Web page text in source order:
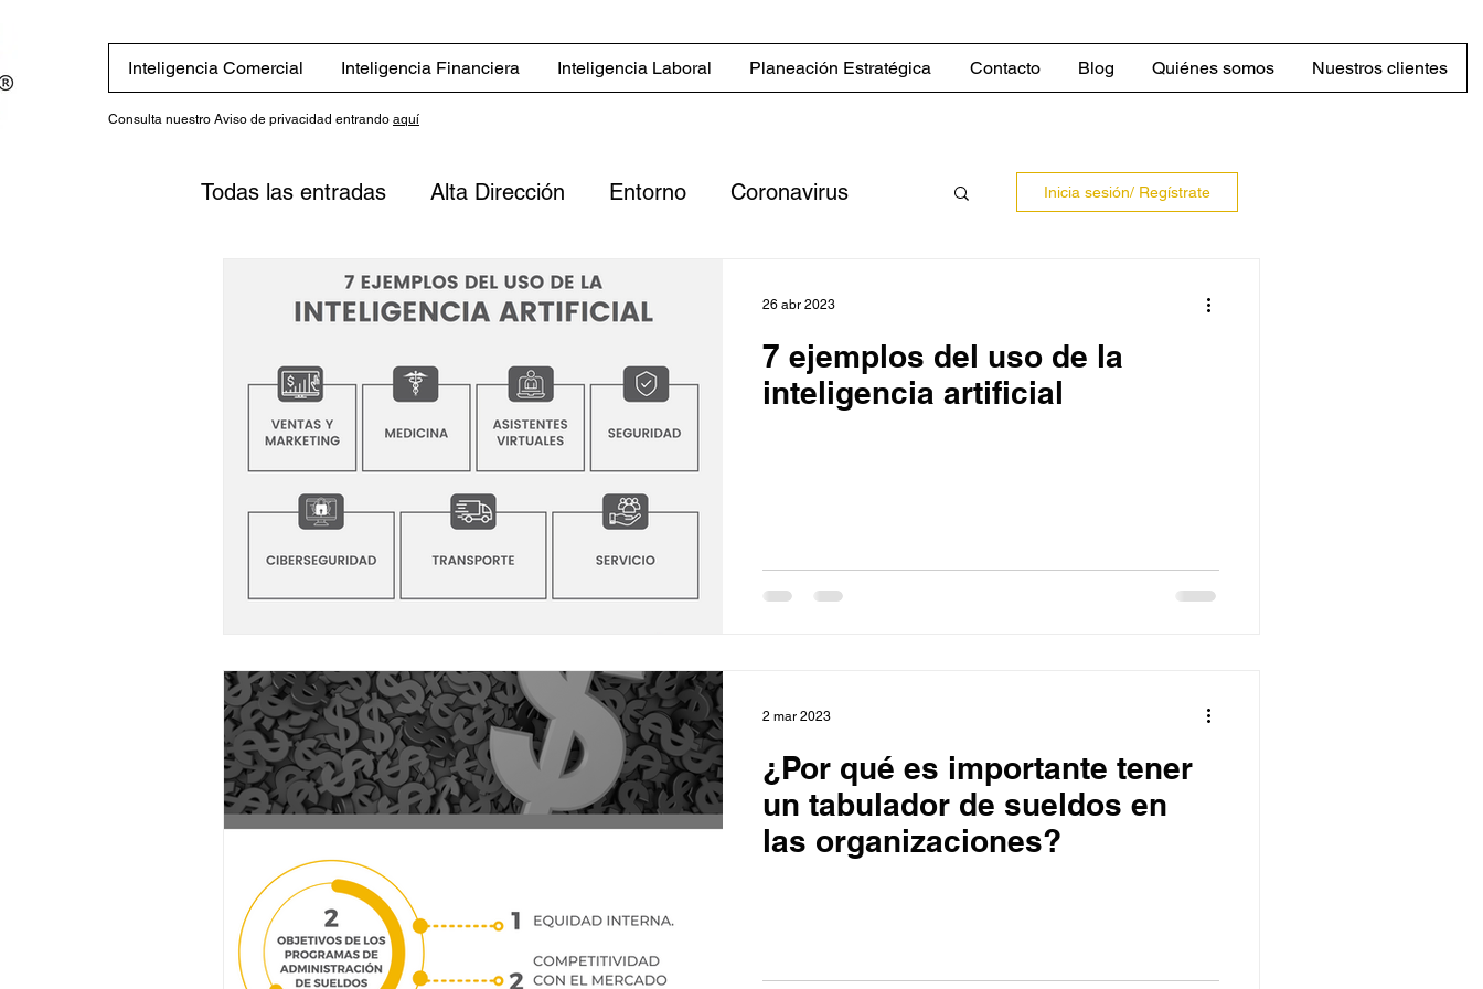
Inteligencia Comercial Inteligencia Financiera Inteligencia Laboral Planeación Estratégica Contacto Blog Quiénes somos Nuestros clientes
Consulta nuestro Aviso de privacidad entrando aquí
Todas las entradas Alta Dirección Entorno Coronavirus
Alta Dirección Columnas Eventos
Servicios Blog in English Estrategias comerciales
BigData Retención de talento Ventas FODA Ahorro
Oportunidades Amenazas Reforma de vacaciones
Presupuesto
Inicia sesión/ Regístrate
7 ejemplos del uso de la
inteligencia artificial
26 abr 2023
¿Por qué es importante tener
un tabulador de sueldos en
las organizaciones?
2 mar 2023